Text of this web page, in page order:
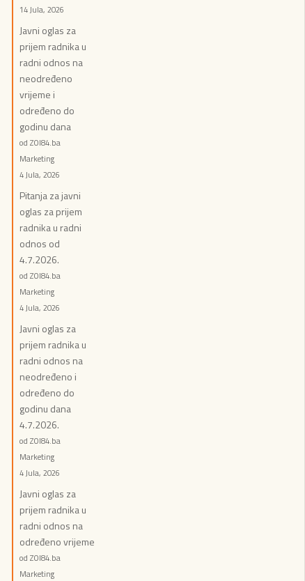
14 Jula, 2026
Javni oglas za
prijem radnika u
radni odnos na
neodređeno
vrijeme i
određeno do
godinu dana
od ZOI84.ba
Marketing
4 Jula, 2026
Pitanja za javni
oglas za prijem
radnika u radni
odnos od
4.7.2026.
od ZOI84.ba
Marketing
4 Jula, 2026
Javni oglas za
prijem radnika u
radni odnos na
neodređeno i
određeno do
godinu dana
4.7.2026.
od ZOI84.ba
Marketing
4 Jula, 2026
Javni oglas za
prijem radnika u
radni odnos na
određeno vrijeme
od ZOI84.ba
Marketing